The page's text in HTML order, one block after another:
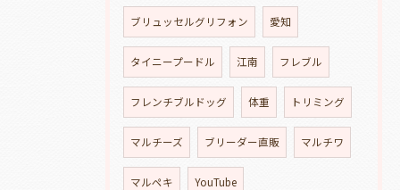
ブリュッセルグリフォン 愛知
タイニープードル 江南 フレブル
フレンチブルドッグ 体重 トリミング
マルチーズ ブリーダー直販 マルチワ
マルペキ YouTube